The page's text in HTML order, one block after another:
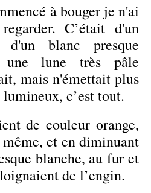
à bouger je n'ai
C’était d'un
blanc presque
une lune très pâle
mais n'émettait plus
c’est tout.
de couleur orange,
et en diminuant
blanche, au fur et
de l’engin.